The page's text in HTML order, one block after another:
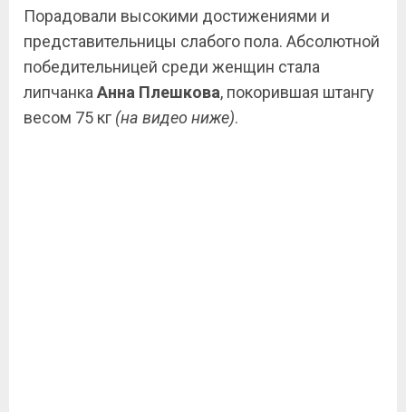
Порадовали высокими достижениями и
представительницы слабого пола. Абсолютной
победительницей среди женщин стала
липчанка Анна Плешкова, покорившая штангу
весом 75 кг (на видео ниже).